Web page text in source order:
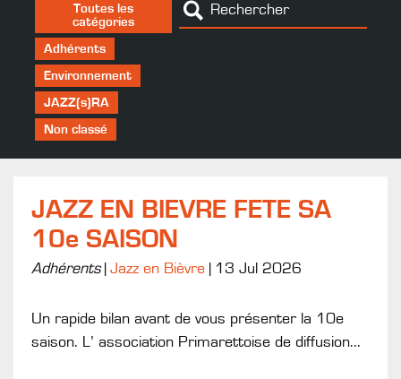
Toutes les
catégories
Adhérents
Environnement
JAZZ(s)RA
Non classé
JAZZ EN BIEVRE FETE SA
10e SAISON
Adhérents Jazz en Bièvre 13 Jul 2026
Un rapide bilan avant de vous présenter la 10e
saison. L’ association Primarettoise de diffusion...